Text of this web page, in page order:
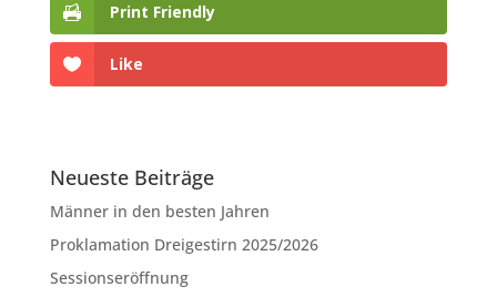
Print Friendly
Like
Neueste Beiträge
Männer in den besten Jahren
Proklamation Dreigestirn 2025/2026
Sessionseröffnung